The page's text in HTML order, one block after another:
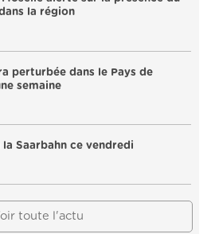
la région
perturbée dans le Pays de
semaine
Saarbahn ce vendredi
toute l'actu